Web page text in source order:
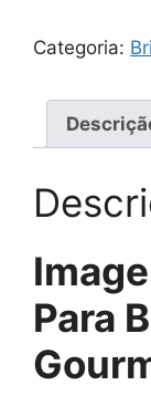
Categoria:
Para